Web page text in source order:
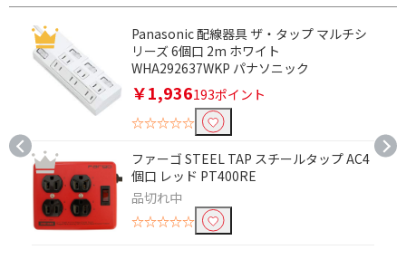
種類で絞り込む
LANケーブル
LAN延長・変換コネク
USBケーブル
TypeC変換ケーブル・
プラグ
長さで絞り込む
Panasonic 配線器具 ザ・タップ マルチシ
リーズ 6個口 2m ホワイト
WHA292637WKP パナソニック
￥1,936193ポイント
☆☆☆☆☆
ファーゴ STEEL TAP スチールタップ AC4
個口 レッド PT400RE
品切れ中
☆☆☆☆☆